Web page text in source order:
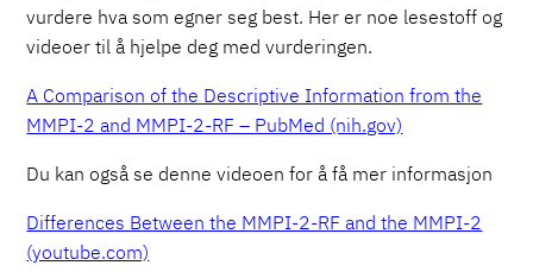
vurdere hva som egner seg best. Her er noe lesestoff og
videoer til å hjelpe deg med vurderingen.
A Comparison of the Descriptive Information from the
MMPI-2 and MMPI-2-RF – PubMed (nih.gov)
Du kan også se denne videoen for å få mer informasjon
Differences Between the MMPI-2-RF and the MMPI-2
(youtube.com)